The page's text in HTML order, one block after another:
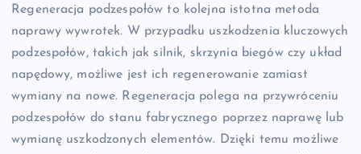
Regeneracja podzespołów to kolejna istotna metoda
naprawy wywrotek. W przypadku uszkodzenia kluczowych
podzespołów, takich jak silnik, skrzynia biegów czy układ
napędowy, możliwe jest ich regenerowanie zamiast
wymiany na nowe. Regeneracja polega na przywróceniu
podzespołów do stanu fabrycznego poprzez naprawę lub
wymianę uszkodzonych elementów. Dzięki temu możliwe